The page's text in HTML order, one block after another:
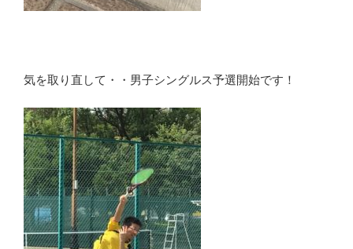
気を取り直して・・男子シングルス予選開始です！